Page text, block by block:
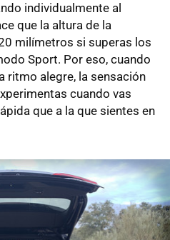
individualmente al
que la altura de la
milímetros si superas los
Sport. Por eso, cuando
ritmo alegre, la sensación
cuando vas
que a la que sientes en